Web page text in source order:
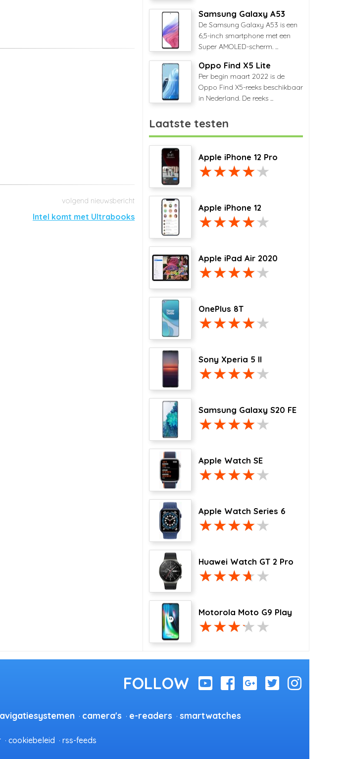
Intel komt met Ultrabooks
Samsung Galaxy A53
De Samsung Galaxy A53 is een
6,5-inch smartphone met een
Super AMOLED-scherm. ...
Oppo Find X5 Lite
Per begin maart 2022 is de
Oppo Find X5-reeks beschikbaar
in Nederland. De reeks ...
Laatste testen
Apple iPhone 12 Pro
Apple iPhone 12
Apple iPad Air 2020
OnePlus 8T
Sony Xperia 5 II
Samsung Galaxy S20 FE
Apple Watch SE
Apple Watch Series 6
Huawei Watch GT 2 Pro
Motorola Moto G9 Play
camera's e-readers smartwatches
cookiebeleid rss-feeds